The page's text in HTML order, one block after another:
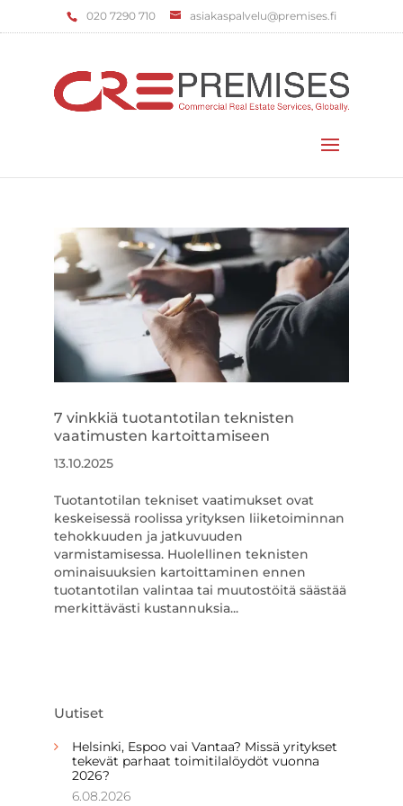
‌020 7290 710 asiakaspalvelu@premises.fi
7 vinkkiä tuotantotilan teknisten
vaatimusten kartoittamiseen
13.10.2025
Tuotantotilan tekniset vaatimukset ovat
keskeisessä roolissa yrityksen liiketoiminnan
tehokkuuden ja jatkuvuuden
varmistamisessa. Huolellinen teknisten
ominaisuuksien kartoittaminen ennen
tuotantotilan valintaa tai muutostöitä säästää
merkittävästi kustannuksia...
Uutiset
Helsinki, Espoo vai Vantaa? Missä yritykset
tekevät parhaat toimitilalöydöt vuonna
2026?
6.08.2026